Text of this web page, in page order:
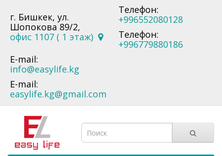
г. Бишкек, ул.
Шопокова 89/2,
офис 1107 ( 1 этаж)
Телефон:
+996552080128
Телефон:
+996779880186
E-mail:
info@easylife.kg
E-mail:
easylife.kg@gmail.com